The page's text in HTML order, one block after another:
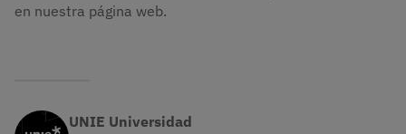
en nuestra página web.
UNIE Universidad